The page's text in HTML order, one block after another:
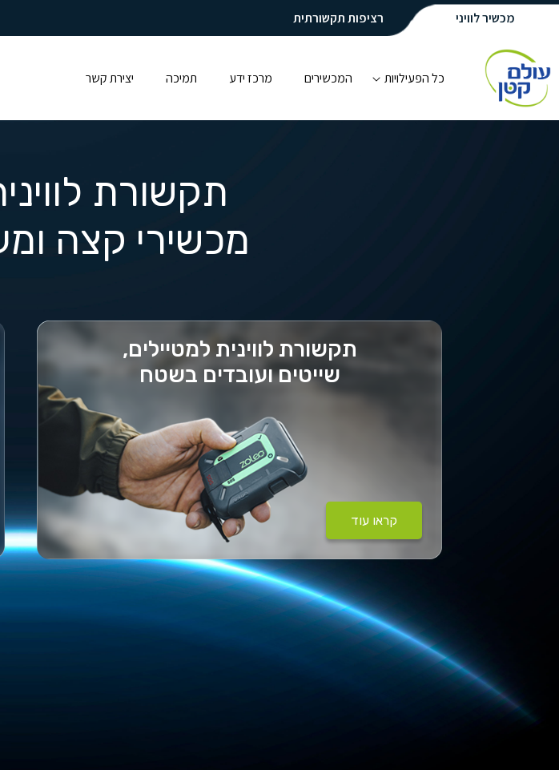
מכשיר לוויני רציפות תקשורתית
כל הפעילויות המכשירים מרכז ידע תמיכה יצירת קשר
תקשורת
מכשירי קצה
תקשורת לווינית למטיילים,
שייטים ועובדים בשטח
קראו עוד